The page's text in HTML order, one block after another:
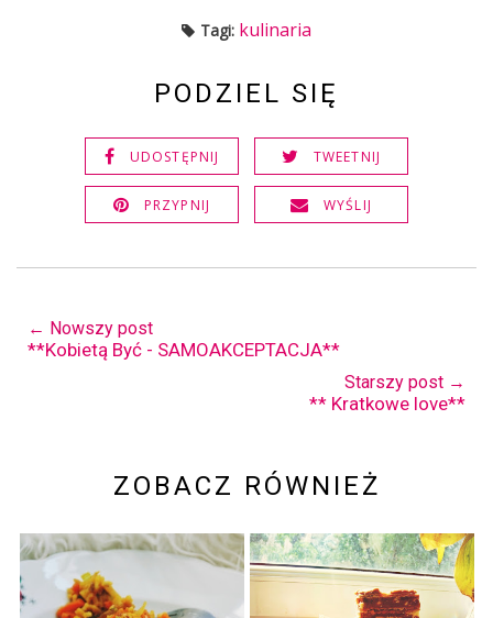
Tagi: kulinaria
PODZIEL SIĘ
UDOSTĘPNIJ TWEETNIJ
PRZYPNIJ WYŚLIJ
← Nowszy post
**Kobietą Być - SAMOAKCEPTACJA**
Starszy post →
** Kratkowe love**
ZOBACZ RÓWNIEŻ